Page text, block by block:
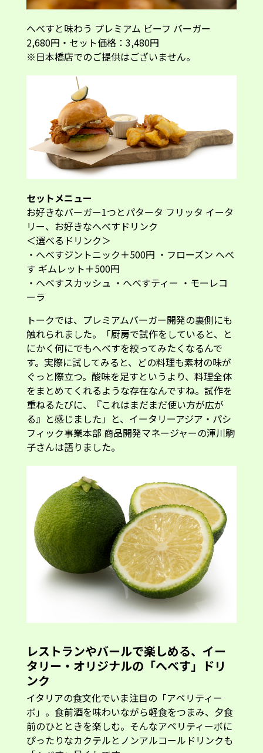
セットメニュー
お好きなバーガー1つとパタータ フリッタ イータ
＜選べるドリンク＞
・へべすジントニック＋500円 ・フローズン へべ
す ギムレット＋500円
・へべすスカッシュ ・へべすティー ・モーレコ
ーラ
トークでは、プレミアムバーガー開発の裏側にも
触れられました。「厨房で試作をしていると、と
す。実際に試してみると、どの料理も素材の味が
ぐっと際立つ。酸味を足すというより、料理全体
をまとめてくれるような存在なんですね。試作を
重ねるたびに、『これはまだまだ使い方が広が
る』と感じました」と、イータリーアジア・パシ
フィック事業本部 商品開発マネージャーの渾川駒
子さんは語りました。
レストランやバールで楽しめる、イー
タリー・オリジナルの「へべす」ドリ
ンク
イタリアの食文化でいま注目の「アペリティー
ボ」。食前酒を味わいながら軽食をつまみ、夕食
前のひとときを楽しむ。そんなアペリティーボに
ぴったりなカクテルとノンアルコールドリンクも
「へべす」尽くしです。
注目は宮崎県の尾鈴山蒸留所が手がける
トニック」。焼酎をベースに、宮崎県産ボタニカ
ルを中心に蒸留したクラフトジンの華やかな香り
の中にも、「へべす」の爽やかな酸味とほろ苦さ
が効いています。
ゲストのマッシさんは、「あまりお酒を飲まない
人でもグイグイ飲めてしまう。危険なほど美味し
い」と絶賛していました。